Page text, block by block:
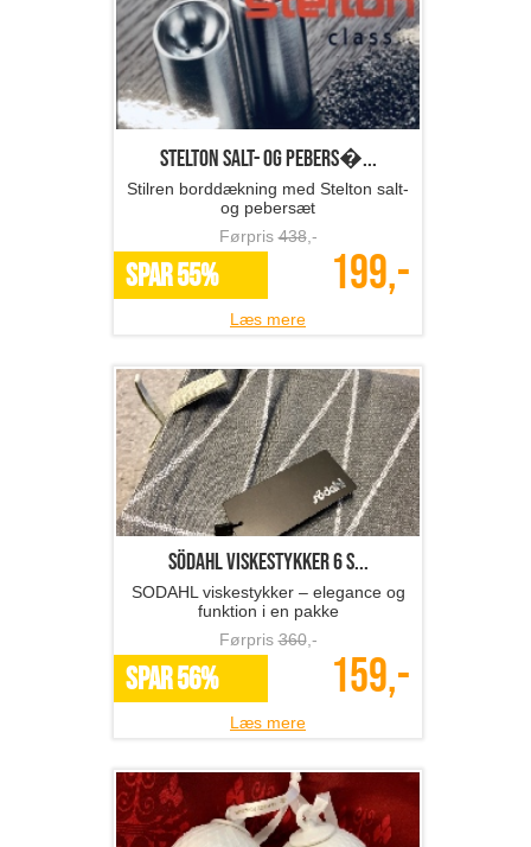
Stelton salt- og pebers�...
Stilren borddækning med Stelton salt-
og pebersæt
Førpris438,-
SPAR 55% 199,-
Læs mere
SÖDAHL viskestykker 6 s...
SODAHL viskestykker – elegance og
funktion i en pakke
Førpris360,-
SPAR 56% 159,-
Læs mere